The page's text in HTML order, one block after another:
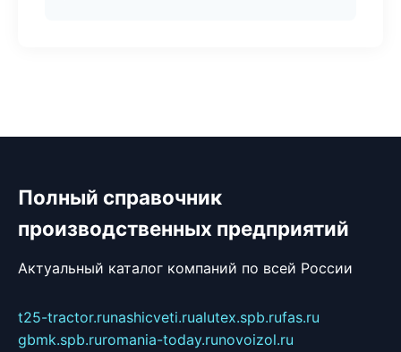
Полный справочник
производственных предприятий
Актуальный каталог компаний по всей России
t25-tractor.runashicveti.rualutex.spb.rufas.ru
gbmk.spb.ruromania-today.runovoizol.ru